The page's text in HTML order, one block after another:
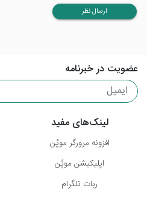
ارسال نظر
عضویت در خبرنامه
لینک‌های مفید
افزونه مرورگر موپُن
اپلیکیشن موپُن
ربات تلگرام